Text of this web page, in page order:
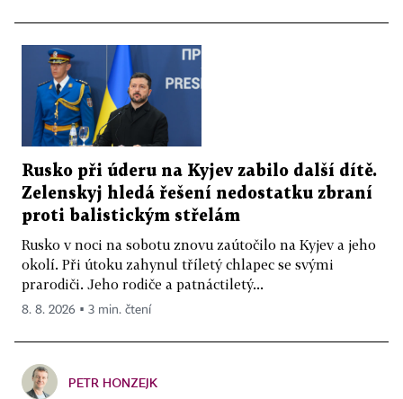
Rusko při úderu na Kyjev zabilo další dítě.
Zelenskyj hledá řešení nedostatku zbraní
proti balistickým střelám
Rusko v noci na sobotu znovu zaútočilo na Kyjev a jeho
okolí. Při útoku zahynul tříletý chlapec se svými
prarodiči. Jeho rodiče a patnáctiletý...
8. 8. 2026 ▪ 3 min. čtení
PETR HONZEJK